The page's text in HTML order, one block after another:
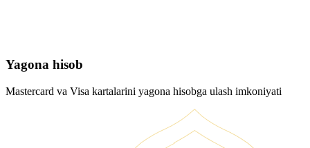
Yagona hisob
Mastercard va Visa kartalarini yagona hisobga ulash imkoniyati